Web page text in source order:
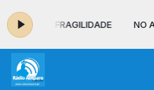
SJ - FRAGILIDADE NO